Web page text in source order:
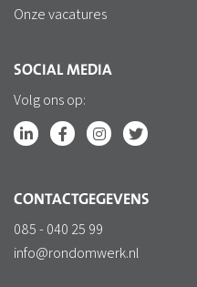
Onze vacatures
SOCIAL MEDIA
Volg ons op:
CONTACTGEGEVENS
085 - 040 25 99
info@rondomwerk.nl